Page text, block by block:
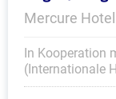
Mercure
In Kooperation
(Internationale